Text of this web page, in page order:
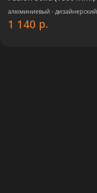
алюминиевый - дизайнерский
1 140 р.